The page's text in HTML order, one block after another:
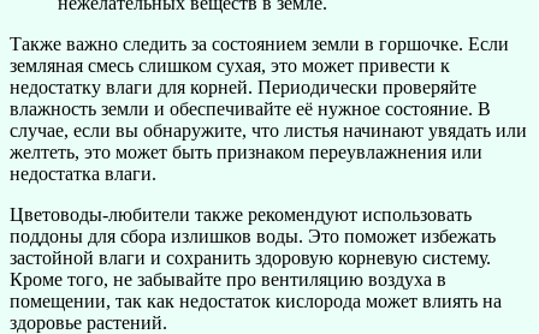
Также важно следить за состоянием земли в горшочке. Если
земляная смесь слишком сухая, это может привести к
недостатку влаги для корней. Периодически проверяйте
влажность земли и обеспечивайте её нужное состояние. В
случае, если вы обнаружите, что листья начинают увядать или
желтеть, это может быть признаком переувлажнения или
недостатка влаги.
Цветоводы-любители также рекомендуют использовать
поддоны для сбора излишков воды. Это поможет избежать
застойной влаги и сохранить здоровую корневую систему.
Кроме того, не забывайте про вентиляцию воздуха в
помещении, так как недостаток кислорода может влиять на
здоровье растений.